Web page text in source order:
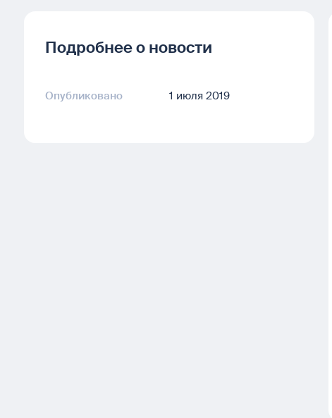
Подробнее о новости
Опубликовано 1 июля 2019